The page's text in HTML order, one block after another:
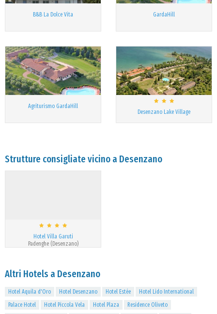
B&B La Dolce Vita GardaHill
Agriturismo GardaHill
Desenzano Lake Village
Strutture consigliate vicino a Desenzano
Hotel Villa Garuti
Padenghe (Desenzano)
Altri Hotels a Desenzano
Hotel Aquila d'Oro Hotel Desenzano Hotel Estée
Hotel Lido International
Palace Hotel
Hotel Piccola Vela Hotel Plaza
Residence Oliveto